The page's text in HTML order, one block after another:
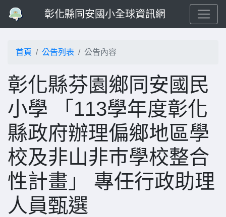
彰化縣同安國小全球資訊網
首頁 公告列表 公告內容
彰化縣芬園鄉同安國民
小學 「113學年度彰化
縣政府辦理偏鄉地區學
校及非山非巿學校整合
性計畫」 專任行政助理
人員甄選